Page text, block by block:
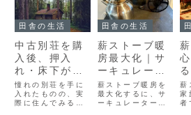
田舎の生活
中古別荘を購
入後、押入
れ・床下がカ
ビだらけ！我
が家の実体験
と徹底対策
憧れの別荘を手に
入れたものの、実
際に住んでみると
田舎の生活
薪ストーブ暖
房最大化｜サ
ーキュレータ
ーとファンの
置き方
薪ストーブ暖房を
最大化するに、サ
ーキュレーターと
薪
家
者